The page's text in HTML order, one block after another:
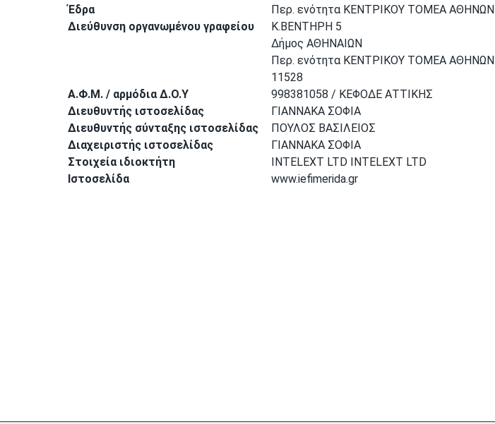
Έδρα
Περ. ενότητα ΚΕΝΤΡΙΚΟΥ ΤΟΜΕΑ ΑΘΗΝΩΝ
Διεύθυνση οργανωμένου γραφείου
Κ.ΒΕΝΤΗΡΗ 5
Δήμος ΑΘΗΝΑΙΩΝ
Περ. ενότητα ΚΕΝΤΡΙΚΟΥ ΤΟΜΕΑ ΑΘΗΝΩΝ
11528
Α.Φ.Μ. / αρμόδια Δ.Ο.Υ
998381058 / ΚΕΦΟΔΕ ΑΤΤΙΚΗΣ
Διευθυντής ιστοσελίδας
ΓΙΑΝΝΑΚΑ ΣΟΦΙΑ
Διευθυντής σύνταξης ιστοσελίδας
ΠΟΥΛΟΣ ΒΑΣΙΛΕΙΟΣ
Διαχειριστής ιστοσελίδας
ΓΙΑΝΝΑΚΑ ΣΟΦΙΑ
Στοιχεία ιδιοκτήτη
INTELEXT LTD INTELEXT LTD
Ιστοσελίδα
www.iefimerida.gr